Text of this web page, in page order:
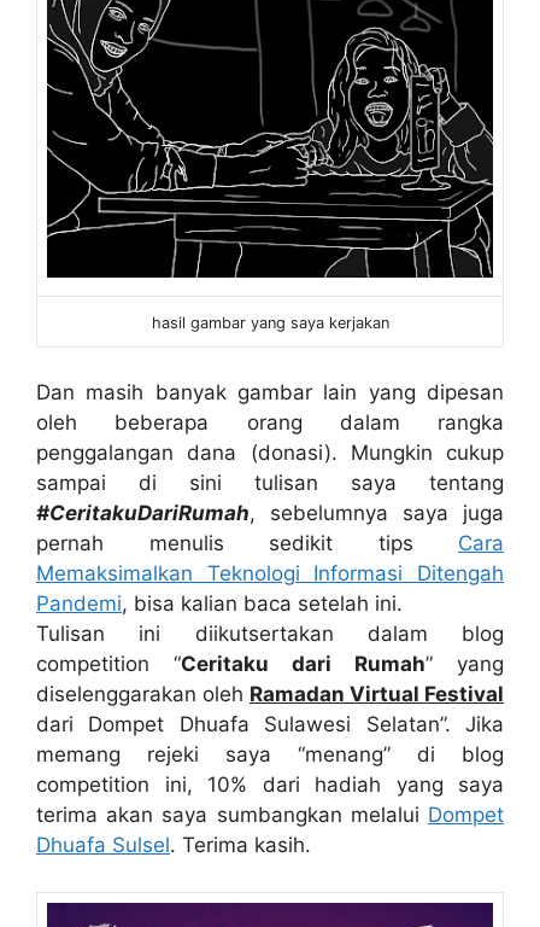
hasil gambar yang saya kerjakan
Dan masih banyak gambar lain yang dipesan
oleh beberapa orang dalam rangka
penggalangan dana (donasi). Mungkin cukup
sampai di sini tulisan saya tentang
#CeritakuDariRumah, sebelumnya saya juga
pernah menulis sedikit tips Cara
Memaksimalkan Teknologi Informasi Ditengah
Pandemi, bisa kalian baca setelah ini.
Tulisan ini diikutsertakan dalam blog
competition “Ceritaku dari Rumah” yang
diselenggarakan oleh Ramadan Virtual Festival
dari Dompet Dhuafa Sulawesi Selatan”. Jika
memang rejeki saya “menang” di blog
competition ini, 10% dari hadiah yang saya
terima akan saya sumbangkan melalui Dompet
Dhuafa Sulsel. Terima kasih.